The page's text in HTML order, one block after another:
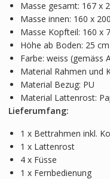
Masse gesamt: 167 x
Masse innen: 160 x
Masse Kopfteil: 160 x
Höhe ab Boden: 25 cm
Farbe: weiss (gemäss
Material Rahmen und
Material Bezug: PU
Material Lattenrost:
Lieferumfang:
1 x Bettrahmen inkl.
1 x Lattenrost
4 x Füsse
1 x Fernbedienung